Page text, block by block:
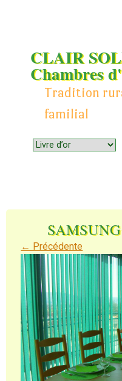
CLAIR
Chambres
Tradition
familial
Menu
Skip to content
← Précédente